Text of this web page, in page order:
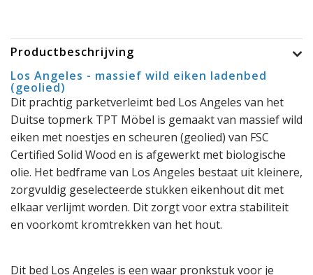
Productbeschrijving
Los Angeles - massief wild eiken ladenbed
(geolied)
Dit prachtig parketverleimt bed Los Angeles van het
Duitse topmerk TPT Möbel is gemaakt van massief wild
eiken met noestjes en scheuren (geolied) van FSC
Certified Solid Wood en is afgewerkt met biologische
olie. Het bedframe van Los Angeles bestaat uit kleinere,
zorgvuldig geselecteerde stukken eikenhout dit met
elkaar verlijmt worden. Dit zorgt voor extra stabiliteit
en voorkomt kromtrekken van het hout.
Dit bed Los Angeles is een waar pronkstuk voor je